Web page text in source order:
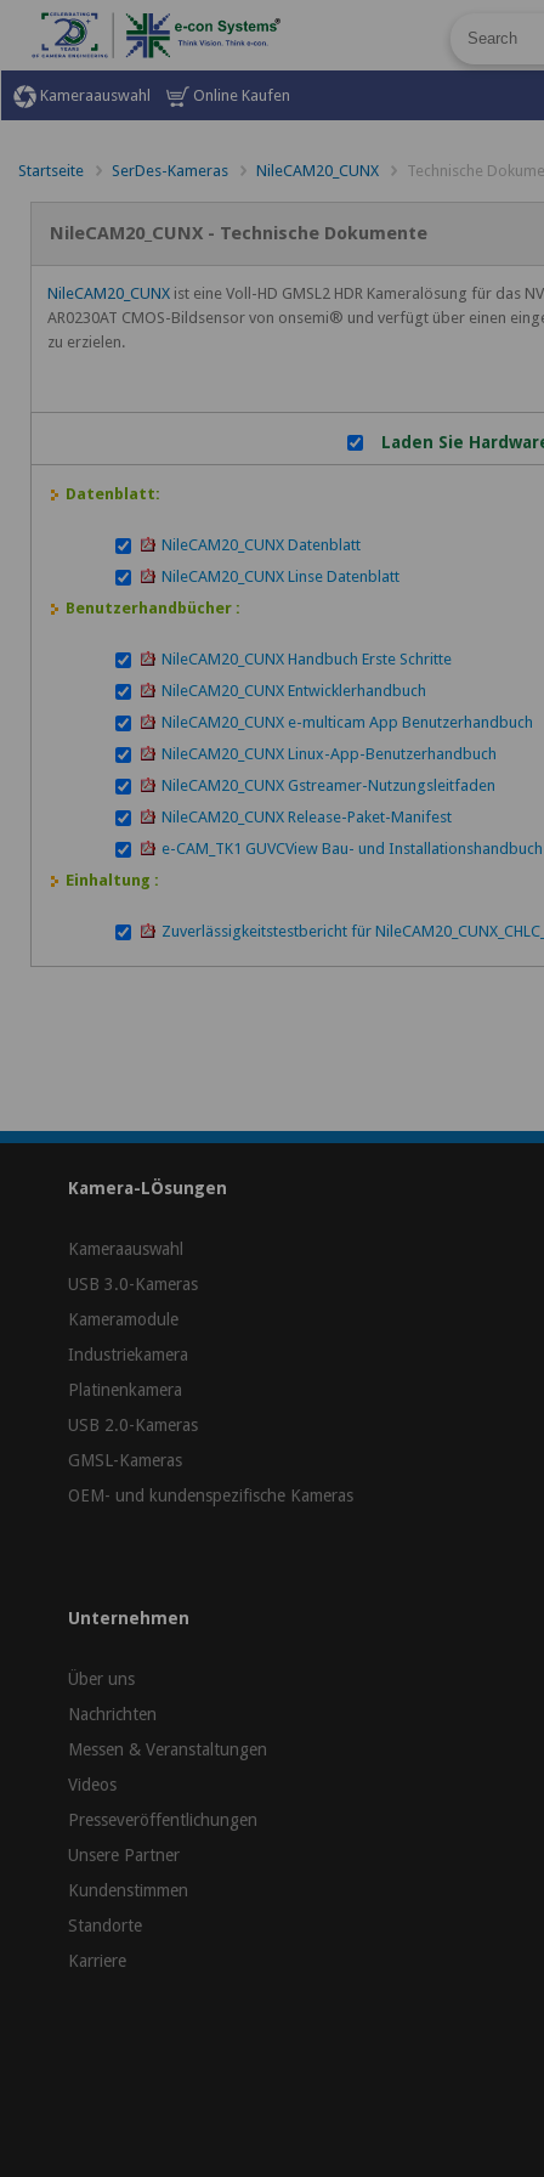
Kameraauswahl Online Kaufen
Startseite SerDes-Kameras NileCAM20_CUNX Technische
NileCAM20_CUNX - Technische Dokumente
NileCAM20_CUNXist eine Voll-HD GMSL2 HDR Kameralösung für das
AR0230AT CMOS-Bildsensor von onsemi® und verfügt über einen
zu erzielen.
Laden Sie
Datenblatt:
NileCAM20_CUNX Datenblatt
NileCAM20_CUNX Linse Datenblatt
Benutzerhandbücher :
NileCAM20_CUNX Handbuch Erste Schritte
NileCAM20_CUNX Entwicklerhandbuch
NileCAM20_CUNX e-multicam App Benutzerhandbuch
NileCAM20_CUNX Linux-App-Benutzerhandbuch
NileCAM20_CUNX Gstreamer-Nutzungsleitfaden
NileCAM20_CUNX Release-Paket-Manifest
e-CAM_TK1 GUVCView Bau- und Installationshandbuch
Einhaltung :
Zuverlässigkeitstestbericht für
Kamera-LÖsungen
Kameraauswahl
USB 3.0-Kameras
Kameramodule
Industriekamera
Platinenkamera
USB 2.0-Kameras
GMSL-Kameras
OEM- und kundenspezifische Kameras
Unternehmen
Über uns
Nachrichten
Messen & Veranstaltungen
Videos
Presseveröffentlichungen
Unsere Partner
Kundenstimmen
Standorte
Karriere